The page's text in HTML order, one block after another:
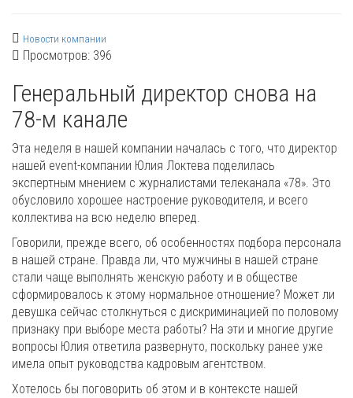
Новости компании
Просмотров: 396
Генеральный директор снова на
78-м канале
Эта неделя в нашей компании началась с того, что директор
нашей event-компании Юлия Локтева поделилась
экспертным мнением с журналистами телеканала «78». Это
обусловило хорошее настроение руководителя, и всего
коллектива на всю неделю вперед.
Говорили, прежде всего, об особенностях подбора персонала
в нашей стране. Правда ли, что мужчины в нашей стране
стали чаще выполнять женскую работу и в обществе
сформировалось к этому нормальное отношение? Может ли
девушка сейчас столкнуться с дискриминацией по половому
признаку при выборе места работы? На эти и многие другие
вопросы Юлия ответила развернуто, поскольку ранее уже
имела опыт руководства кадровым агентством.
Хотелось бы поговорить об этом и в контексте нашей